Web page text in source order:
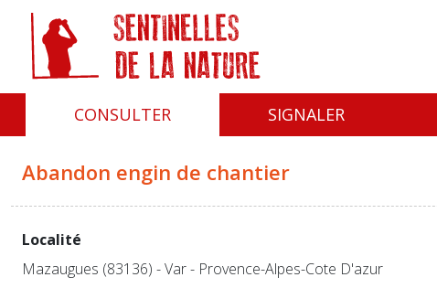
CONSULTER SIGNALER
Abandon engin de chantier
Localité
Mazaugues (83136) - Var - Provence-Alpes-Cote D'azur
Panneau de gestion des cookies